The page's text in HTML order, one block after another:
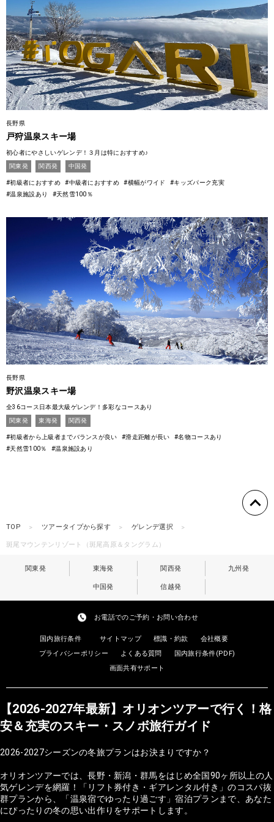
長野県
戸狩温泉スキー場
初心者にやさしいゲレンデ！３月は特におすすめ♪
関東発
関西発 中国発
#初級者におすすめ #中級者におすすめ #横幅がワイド
#キッズパーク充実
#温泉施設あり
#天然雪100％
長野県
野沢温泉スキー場
全36コース日本最大級ゲレンデ！多彩なコースあり
関東発
東海発 関西発
#初級者から上級者までバランスが良い #滑走距離が長い
#名物コースあり
#天然雪100％
#温泉施設あり
TOP ツアータイプから探す ゲレンデ選択
斑尾マウンテンリゾート（斑尾高原＆タングラム）
関東発 東海発 関西発 九州発
中国発 信越発
お電話でのご予約・お問い合わせ
国内旅行条件 サイトマップ 標識・約款
会社概要
プライバシーポリシー
よくある質問
国内旅行条件(PDF)
画面共有サポート
【2026-2027年最新】オリオンツアーで行く！格
安＆充実のスキー・スノボ旅行ガイド
2026-2027シーズンの冬旅プランはお決まりですか？
オリオンツアーでは、長野・新潟・群馬をはじめ全国90ヶ所以上の人
気ゲレンデを網羅！「リフト券付き・ギアレンタル付き」のコスパ抜
群プランから、「温泉宿でゆったり過ごす」宿泊プランまで、あなた
にぴったりの冬の思い出作りをサポートします。